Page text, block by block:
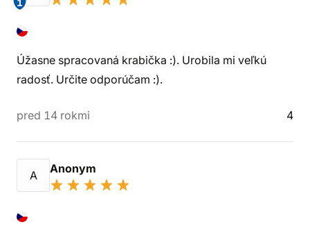
1
Úžasne spracovaná krabička :). Urobila mi veľkú
radosť. Určite odporúčam :).
pred 14 rokmi 4
A Anonym